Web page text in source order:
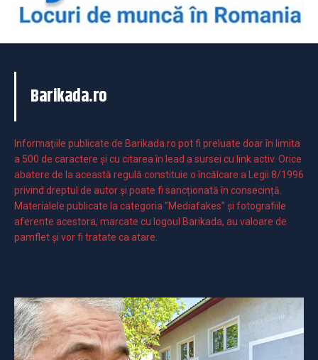
Barikada.ro
Informaţiile publicate de Barikada.ro pot fi preluate doar în limita
a 500 de caractere şi cu citarea în lead a sursei cu link activ. Orice
abatere de la această regulă constituie o încălcare a Legii 8/1996
privind dreptul de autor și poate fi sancționată în consecință.
Materialele publicate la categoria ”Mediafakes” și fotografiile
aferente acestora, marcate cu logoul Barikada, au valoare de
pamflet și vor fi tratate ca atare.